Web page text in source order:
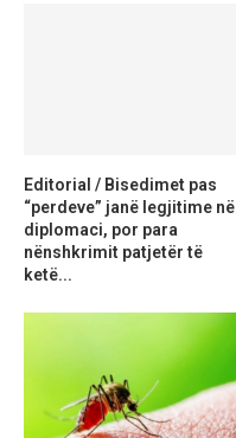
Editorial / Bisedimet pas
“perdeve” janë legjitime në
diplomaci, por para
nënshkrimit patjetër të
ketë...